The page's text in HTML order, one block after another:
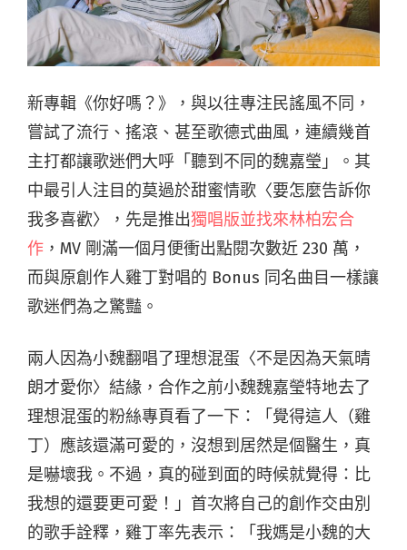
新專輯《你好嗎？》，與以往專注民謠風不同，
嘗試了流行、搖滾、甚至歌德式曲風，連續幾首
主打都讓歌迷們大呼「聽到不同的魏嘉瑩」。其
中最引人注目的莫過於甜蜜情歌〈要怎麼告訴你
我多喜歡〉，先是推出獨唱版並找來林柏宏合
作 ，MV 剛滿一個月便衝出點閱次數近 230 萬，
而與原創作人雞丁對唱的 Bonus 同名曲目一樣讓
歌迷們為之驚豔。
兩人因為小魏翻唱了理想混蛋〈不是因為天氣晴
朗才愛你〉結緣，合作之前小魏魏嘉瑩特地去了
理想混蛋的粉絲專頁看了一下：「覺得這人（雞
丁）應該還滿可愛的，沒想到居然是個醫生，真
是嚇壞我。不過，真的碰到面的時候就覺得：比
我想的還要更可愛！」首次將自己的創作交由別
的歌手詮釋，雞丁率先表示：「我媽是小魏的大